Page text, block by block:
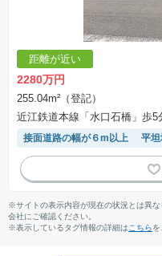
距離が近い
2280万円
255.04m²（登記）
近江鉄道本線「水口石橋」歩5
接面道路の幅が６m以上 平
※サイトの表示内容が現在の状況とは異
会社にご確認ください。
※表示しているタグ情報の詳細は こちらを